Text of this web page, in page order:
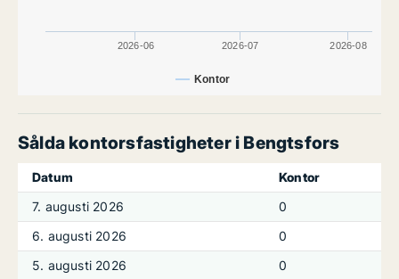
Kontor
2026-06 2026-07 2026-08
Sålda kontorsfastigheter i Bengtsfors
Datum
Kontor
7. augusti 2026
0
6. augusti 2026
0
5. augusti 2026
0